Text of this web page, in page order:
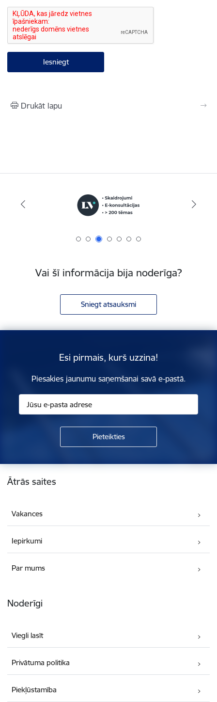
Drukāt lapu
Vai šī informācija bija noderīga?
Sniegt atsauksmi
Esi pirmais, kurš uzzina!
Piesakies jaunumu saņemšanai savā e-pastā.
Kājene
Ātrās saites
Vakances
Iepirkumi
Par mums
Noderīgi
Viegli lasīt
Privātuma politika
Piekļūstamība